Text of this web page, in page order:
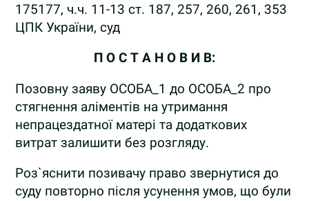
175177, ч.ч. 11-13 ст. 187, 257, 260, 261, 353
ЦПК України, суд
П О С Т А Н О В И В:
Позовну заяву ОСОБА_1 до ОСОБА_2 про
стягнення аліментів на утримання
непрацездатної матері та додаткових
витрат залишити без розгляду.
Роз`яснити позивачу право звернутися до
суду повторно після усунення умов, що були